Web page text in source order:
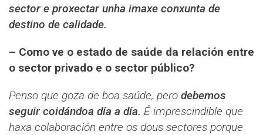
sector e proxectar unha imaxe conxunta de
destino de calidade.
– Como ve o estado de saúde da relación entre
o sector privado e o sector público?
Penso que goza de boa saúde, pero debemos
seguir coidándoa día a día. É imprescindible que
haxa colaboración entre os dous sectores porque